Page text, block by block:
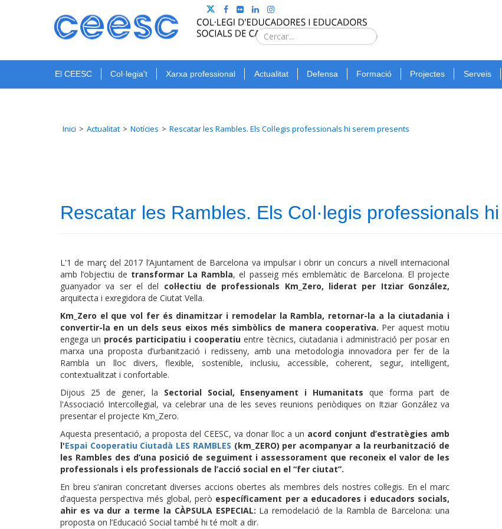
Type 2 or
for
results.
Cerca
El CEESC Col·legia't Xarxa professional Actualitat Defensa Formació Projectes Serveis
Inici Actualitat Notícies Rescatar les Rambles. Els Col·legis professionals hi serem presents
Rescatar les Rambles. Els Col·legis professionals
L'1 de març del 2017 l’Ajuntament de Barcelona va impulsar i obrir un concurs a nivell internacional
amb l’objectiu de transformar La Rambla, el passeig més emblemàtic de Barcelona. El projecte
guanyador va ser el del col·lectiu de professionals Km_Zero, liderat per Itziar González,
arquitecta i exregidora de Ciutat Vella.
Km_Zero el que vol fer és dinamitzar i remodelar la Rambla, retornar-la a la ciutadania i
convertir-la en un dels seus eixos més simbòlics de manera cooperativa. Per aquest motiu
engega un procés participatiu i cooperatiu entre tècnics, ciutadania i administració per posar en
marxa una proposta d’urbanització i redisseny, amb una metodologia innovadora per fer de la
Rambla un lloc divers, flexible, sostenible, inclusiu, accessible, coherent, segur, intel·ligent,
contextualitzat i confortable.
Dijous 25 de gener, la Sectorial Social, Ensenyament i Humanitats que forma part de
l'Associació Intercol·legial, va celebrar una de les seves reunions periòdiques on Itziar González va
presentar el projecte Km_Zero.
Aquesta presentació, a proposta del CEESC, va donar lloc a un acord conjunt d’estratègies amb
l'Espai Cooperatiu Ciutadà LES RAMBLES (km_ZERO) per acompanyar a la reurbanització de
les Rambles des d’una posició de seguiment i assessorament que reconeix el valor de les
professionals i els professionals de l’acció social en el “fer ciutat”.
En breu s’aniran concretant diverses accions obertes als membres dels nostres col·legis. En el marc
d’aquesta perspectiva més global, però específicament per a educadores i educadors socials,
ahir es va dur a terme la CÀPSULA ESPECIAL: La remodelació de la Rambla de Barcelona: una
proposta on l’Educació Social també hi té molt a dir.